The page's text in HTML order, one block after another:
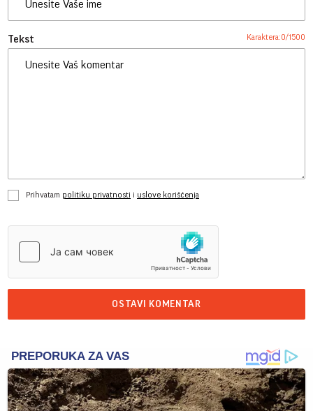
Tekst Karaktera:0/1500
Prihvatam politiku privatnosti i uslove korišćenja
OSTAVI KOMENTAR